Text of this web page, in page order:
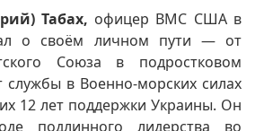
Табах, офицер ВМС США в
о своём личном пути — от
Союза в подростковом
службы в Военно-морских силах
12 лет поддержки Украины. Он
подлинного лидерства во